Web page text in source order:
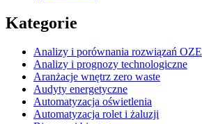
Kategorie
Analizy i porównania rozwiązań OZE
Analizy i prognozy technologiczne
Aranżacje wnętrz zero waste
Audyty energetyczne
Automatyzacja oświetlenia
Automatyzacja rolet i żaluzji